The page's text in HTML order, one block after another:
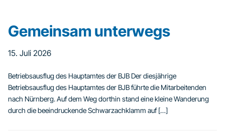
Gemeinsam unterwegs
15. Juli 2026
Betriebsausflug des Hauptamtes der BJB Der diesjährige
Betriebsausflug des Hauptamtes der BJB führte die Mitarbeitenden
nach Nürnberg. Auf dem Weg dorthin stand eine kleine Wanderung
durch die beeindruckende Schwarzachklamm auf […]